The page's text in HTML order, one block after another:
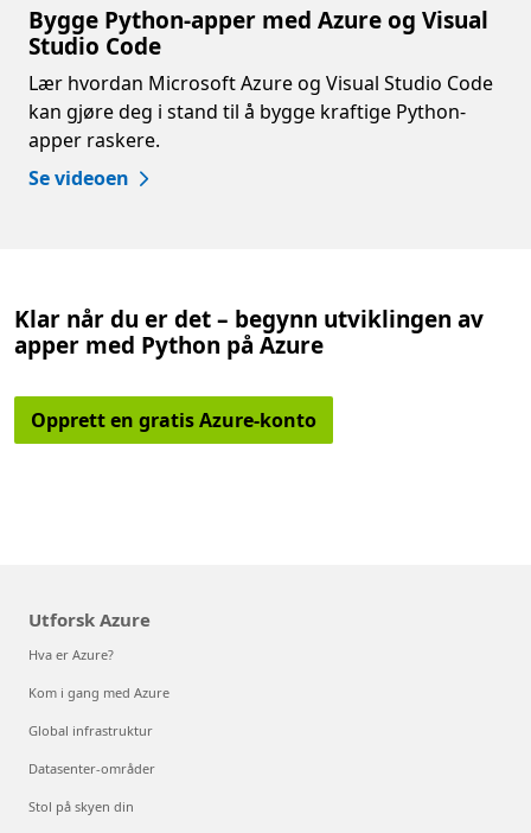
Bygge Python-apper med Azure og Visual
Studio Code
Lær hvordan Microsoft Azure og Visual Studio Code
kan gjøre deg i stand til å bygge kraftige Python-
apper raskere.
Se videoen
Klar når du er det – begynn utviklingen av
apper med Python på Azure
Opprett en gratis Azure-konto
Utforsk Azure
Hva er Azure?
Kom i gang med Azure
Global infrastruktur
Datasenter-områder
Stol på skyen din